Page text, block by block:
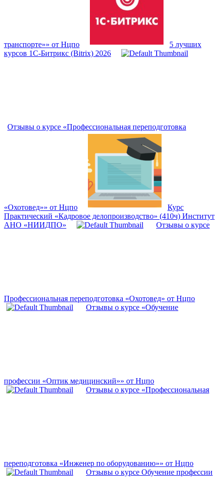
транспорте»» от Нцпо
5 лучших
курсов 1С-Битрикс (Bitrix) 2026
Отзывы о курсе «Профессиональная переподготовка
«Охотовед»» от Нцпо
Курс
Практический «Кадровое делопроизводство» (410ч) Институт
АНО «НИИДПО»
Отзывы о курсе
Профессиональная переподготовка «Охотовед» от Нцпо
Отзывы о курсе «Обучение
профессии «Оптик медицинский»» от Нцпо
Отзывы о курсе «Профессиональная
переподготовка «Инженер по оборудованию»» от Нцпо
Отзывы о курсе Обучение профессии